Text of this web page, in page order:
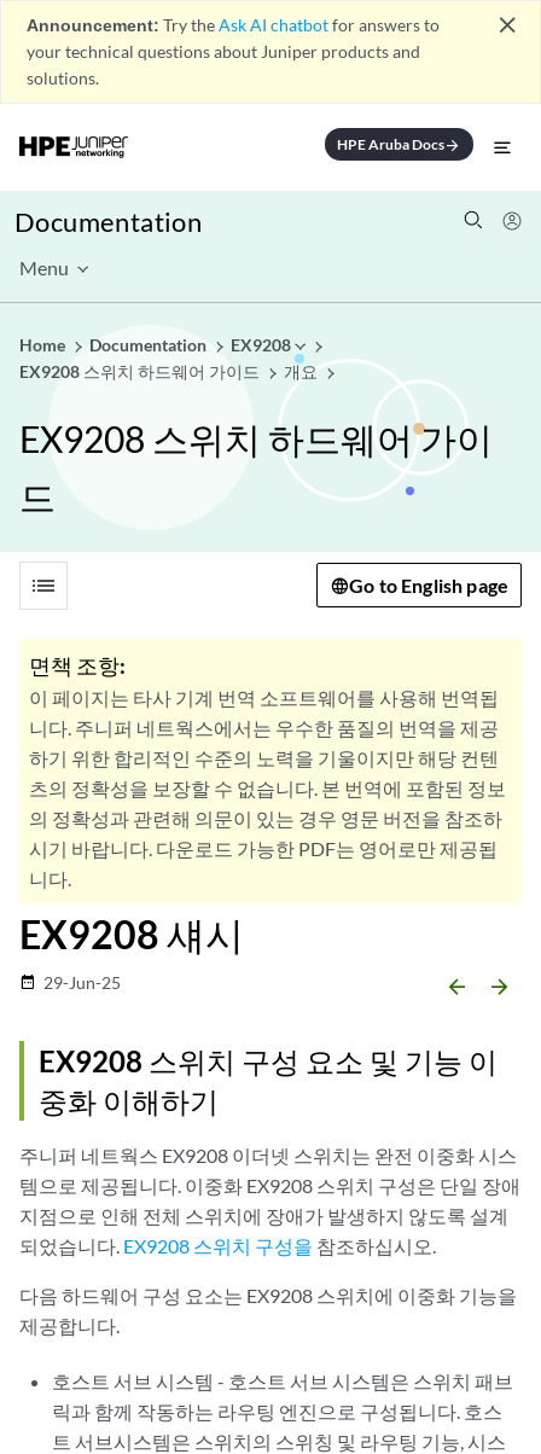
Announcement: Try theAsk AI chatbotfor answers to
your technical questions about Juniper products and
solutions.
close
HPE Aruba Docsarrow_forward
Documentation
Menu
Home Documentation
EX9208
EX9208 스위치 하드웨어 가이드
개요
EX9208 스위치 하드웨어 가이
드
list Go to English page
면책 조항:
이 페이지는 타사 기계 번역 소프트웨어를 사용해 번역됩
니다. 주니퍼 네트웍스에서는 우수한 품질의 번역을 제공
하기 위한 합리적인 수준의 노력을 기울이지만 해당 컨텐
츠의 정확성을 보장할 수 없습니다. 본 번역에 포함된 정보
의 정확성과 관련해 의문이 있는 경우 영문 버전을 참조하
시기 바랍니다. 다운로드 가능한 PDF는 영어로만 제공됩
니다.
EX9208 섀시
date_range 29-Jun-25 arrow_backward arrow_forward
EX9208 스위치 구성 요소 및 기능 이
중화 이해하기
주니퍼 네트웍스 EX9208 이더넷 스위치는 완전 이중화 시스
템으로 제공됩니다. 이중화 EX9208 스위치 구성은 단일 장애
지점으로 인해 전체 스위치에 장애가 발생하지 않도록 설계
되었습니다. EX9208 스위치 구성을 참조하십시오.
다음 하드웨어 구성 요소는 EX9208 스위치에 이중화 기능을
제공합니다.
호스트 서브 시스템 - 호스트 서브 시스템은 스위치 패브
릭과 함께 작동하는 라우팅 엔진으로 구성됩니다. 호스
트 서브시스템은 스위치의 스위칭 및 라우팅 기능, 시스